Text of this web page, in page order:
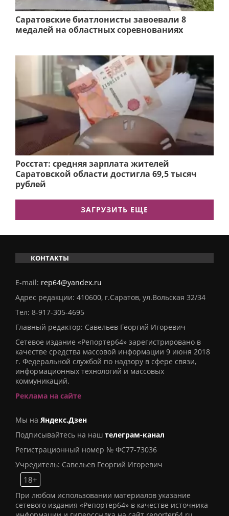
Саратовские биатлонисты завоевали 8
медалей на областных соревнованиях
Росстат: средняя зарплата жителей
Саратовской области достигла 69,5 тысяч
рублей
ЗАГРУЗИТЬ ЕЩЕ
КОНТАКТЫ
E-mail: rep64@yandex.ru
Адрес редакции: 410600, г.Саратов, ул.Вольская 32/34
Тел: 8-917-305-4695
Главный редактор: Савельев Георгий Игоревич
Сетевое издание «Репортер64» зарегистрировано в
качестве средства массовой информации 9 июня 2018
г. Федеральной службой по надзору в сфере связи,
информационных технологий и массовых
коммуникаций.
Реклама на сайте
Мы на Яндекс.Дзен
Подписывайтесь на наш телеграм-канал
Регистрационный номер № ФС77-73036
Учредитель: Савельев Георгий Игоревич
18+
При любом использовании материалов указание
сетевого издания «Репортер64» в качестве источника